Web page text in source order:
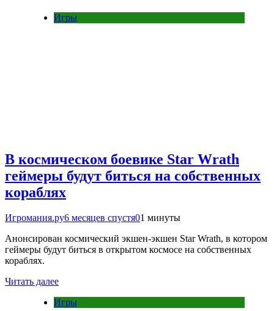
Игры
В космическом боевике Star Wrath
геймеры будут биться на собственных
кораблях
Игромания.ру6 месяцев спустя01 минуты
Анонсирован космический экшен-экшен Star Wrath, в котором
геймеры будут биться в открытом космосе на собственных
кораблях.
Читать далее
Игры